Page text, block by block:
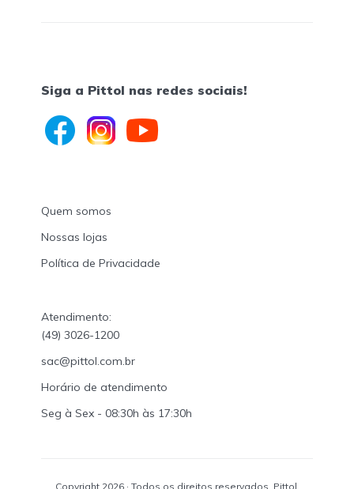
Siga a Pittol nas redes sociais!
Quem somos
Nossas lojas
Política de Privacidade
Atendimento:
(49) 3026-1200
sac@pittol.com.br
Horário de atendimento
Seg à Sex - 08:30h às 17:30h
Copyright 2026 · Todos os direitos reservados. Pittol.